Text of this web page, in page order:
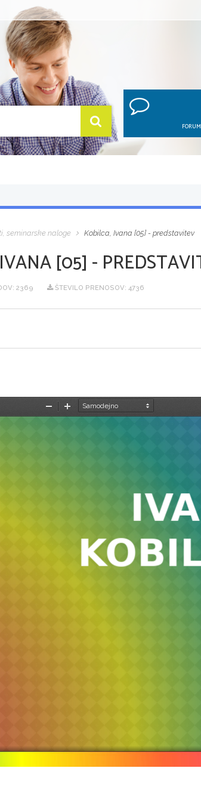
FORUM
seminarske naloge Kobilca, Ivana [05] - predstavitev
[05] -
2369 ŠTEVILO PRENOSOV: 4736
PomanjšajPovečaj